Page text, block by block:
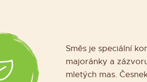
Směs je speciální
majoránky a
mletých mas.